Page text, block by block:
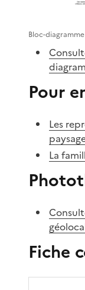
Bloc-
Pour
Les
La
Fiche